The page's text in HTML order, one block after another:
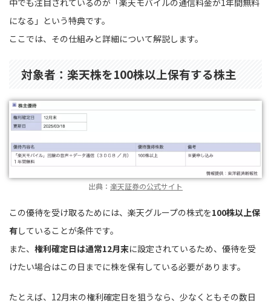
中でも注目されているのが「楽天モバイルの通信料金が1年間無料
になる」という特典です。
ここでは、その仕組みと詳細について解説します。
対象者：楽天株を100株以上保有する株主
出典： 楽天証券の公式サイト
この優待を受け取るためには、楽天グループの株式を100株以上保
有していることが条件です。
また、 権利確定日は通常12月末に設定されているため、優待を受
けたい場合はこの日までに株を保有している必要があります。
たとえば、12月末の権利確定日を狙うなら、少なくともその数日